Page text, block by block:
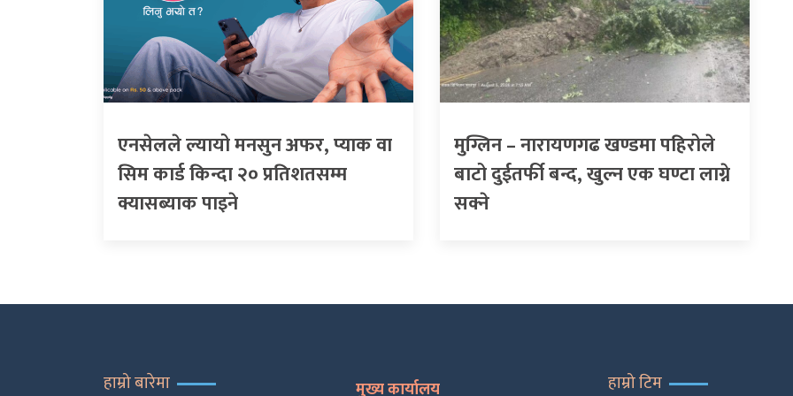
एनसेलले ल्यायो मनसुन अफर, प्याक वा
सिम कार्ड किन्दा २० प्रतिशतसम्म
क्यासब्याक पाइने
मुग्लिन – नारायणगढ खण्डमा पहिरोले
बाटो दुईतर्फी बन्द, खुल्न एक घण्टा लाग्ने
सक्ने
हाम्रो बारेमा मुख्य कार्यालय हाम्रो टिम